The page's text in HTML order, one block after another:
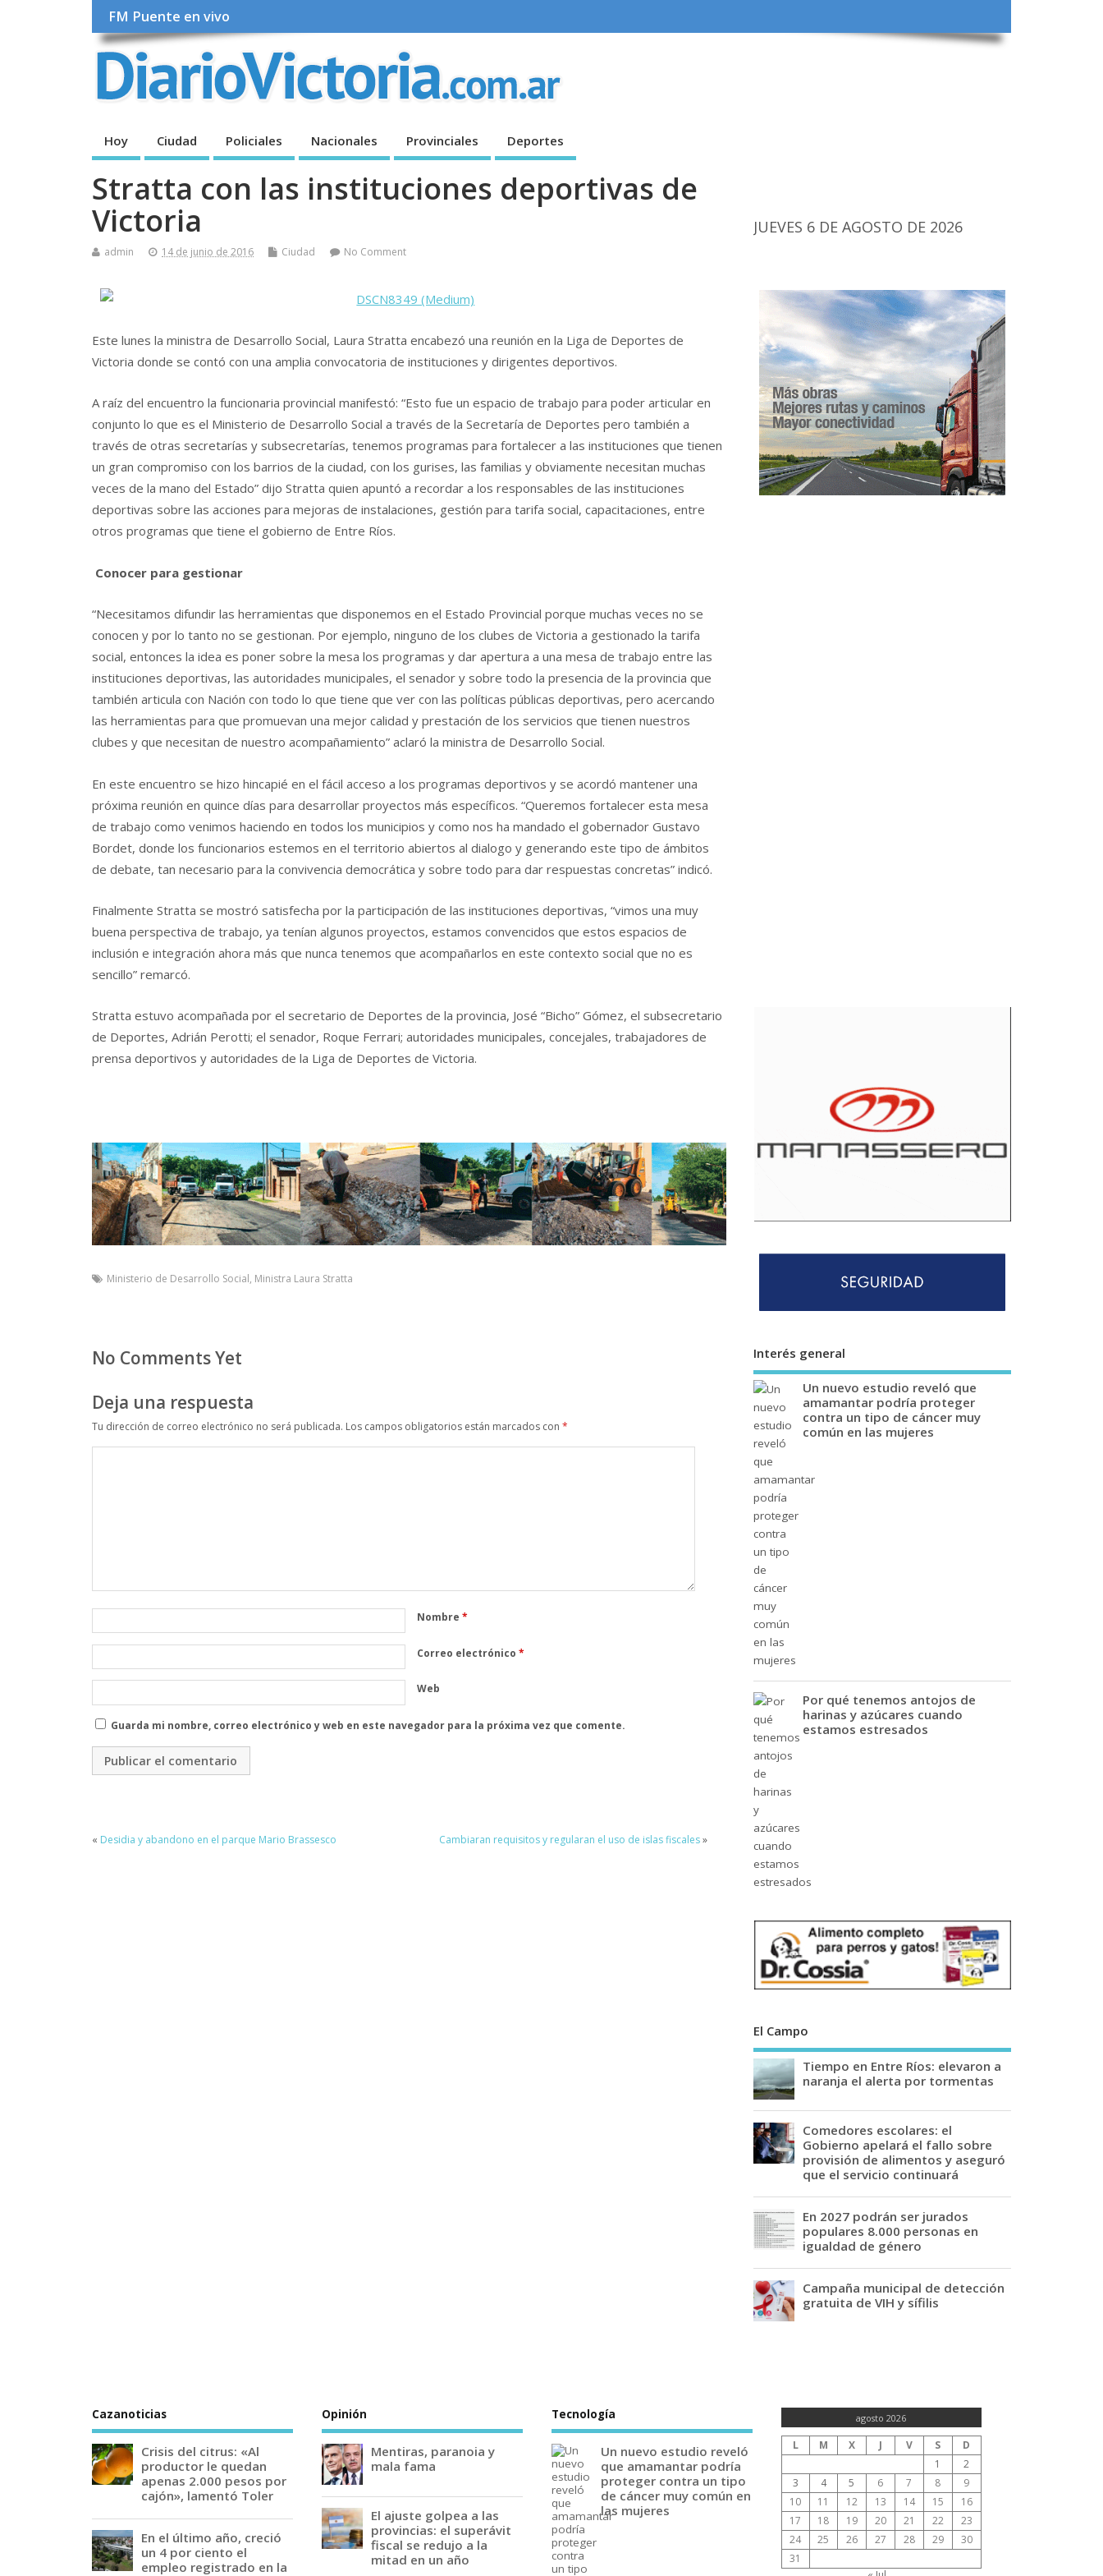
FM Puente en vivo
Hoy Ciudad Policiales Nacionales Provinciales Deportes
Stratta con las instituciones deportivas de
Victoria
admin 14 de junio de 2016 Ciudad No Comment
Este lunes la ministra de Desarrollo Social, Laura Stratta encabezó una reunión en la Liga de Deportes de
Victoria donde se contó con una amplia convocatoria de instituciones y dirigentes deportivos.
A raíz del encuentro la funcionaria provincial manifestó: “Esto fue un espacio de trabajo para poder articular en
conjunto lo que es el Ministerio de Desarrollo Social a través de la Secretaría de Deportes pero también a
través de otras secretarías y subsecretarías, tenemos programas para fortalecer a las instituciones que tienen
un gran compromiso con los barrios de la ciudad, con los gurises, las familias y obviamente necesitan muchas
veces de la mano del Estado” dijo Stratta quien apuntó a recordar a los responsables de las instituciones
deportivas sobre las acciones para mejoras de instalaciones, gestión para tarifa social, capacitaciones, entre
otros programas que tiene el gobierno de Entre Ríos.
Conocer para gestionar
“Necesitamos difundir las herramientas que disponemos en el Estado Provincial porque muchas veces no se
conocen y por lo tanto no se gestionan. Por ejemplo, ninguno de los clubes de Victoria a gestionado la tarifa
social, entonces la idea es poner sobre la mesa los programas y dar apertura a una mesa de trabajo entre las
instituciones deportivas, las autoridades municipales, el senador y sobre todo la presencia de la provincia que
también articula con Nación con todo lo que tiene que ver con las políticas públicas deportivas, pero acercando
las herramientas para que promuevan una mejor calidad y prestación de los servicios que tienen nuestros
clubes y que necesitan de nuestro acompañamiento” aclaró la ministra de Desarrollo Social.
En este encuentro se hizo hincapié en el fácil acceso a los programas deportivos y se acordó mantener una
próxima reunión en quince días para desarrollar proyectos más específicos. “Queremos fortalecer esta mesa
de trabajo como venimos haciendo en todos los municipios y como nos ha mandado el gobernador Gustavo
Bordet, donde los funcionarios estemos en el territorio abiertos al dialogo y generando este tipo de ámbitos
de debate, tan necesario para la convivencia democrática y sobre todo para dar respuestas concretas” indicó.
Finalmente Stratta se mostró satisfecha por la participación de las instituciones deportivas, “vimos una muy
buena perspectiva de trabajo, ya tenían algunos proyectos, estamos convencidos que estos espacios de
inclusión e integración ahora más que nunca tenemos que acompañarlos en este contexto social que no es
sencillo” remarcó.
Stratta estuvo acompañada por el secretario de Deportes de la provincia, José “Bicho” Gómez, el subsecretario
de Deportes, Adrián Perotti; el senador, Roque Ferrari; autoridades municipales, concejales, trabajadores de
prensa deportivos y autoridades de la Liga de Deportes de Victoria.
Ministerio de Desarrollo Social, Ministra Laura Stratta
No Comments Yet
Deja una respuesta
Tu dirección de correo electrónico no será publicada. Los campos obligatorios están marcados con *
Nombre *
Correo electrónico *
Web
Guarda mi nombre, correo electrónico y web en este navegador para la próxima vez que comente.
« Desidia y abandono en el parque Mario Brassesco Cambiaran requisitos y regularan el uso de islas fiscales»
JUEVES 6 DE AGOSTO DE 2026
Interés general
Un nuevo estudio reveló que
amamantar podría proteger
contra un tipo de cáncer muy
común en las mujeres
Por qué tenemos antojos de
harinas y azúcares cuando
estamos estresados
El Campo
Tiempo en Entre Ríos: elevaron a
naranja el alerta por tormentas
Comedores escolares: el
Gobierno apelará el fallo sobre
provisión de alimentos y aseguró
que el servicio continuará
En 2027 podrán ser jurados
populares 8.000 personas en
igualdad de género
Campaña municipal de detección
gratuita de VIH y sífilis
Cazanoticias
Crisis del citrus: «Al
productor le quedan
apenas 2.000 pesos por
cajón», lamentó Toler
En el último año, creció
un 4 por ciento el
empleo registrado en la
Opinión
Mentiras, paranoia y
mala fama
El ajuste golpea a las
provincias: el superávit
fiscal se redujo a la
mitad en un año
Tecnología
Un nuevo estudio reveló
que amamantar podría
proteger contra un tipo
de cáncer muy común en
las mujeres
agosto 2026
L M X J V S
D
1
2
3
4 5 6 7 8
9
10
11 12 13 14 15
16
17
18 19 20 21 22
23
24
25 26 27 28 29
30
31